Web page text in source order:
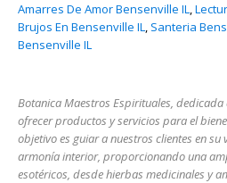
Amarres De Amor Bensenville IL,
Brujos En Bensenville IL, Santeria
Bensenville IL
Botanica Maestros Espirituales,
ofrecer productos y servicios para el
objetivo es guiar a nuestros clientes en
armonía interior, proporcionando una
esotéricos, desde hierbas medicinales y